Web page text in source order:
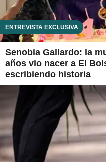
ENTREVISTA EXCLUSIVA
Senobia Gallardo: la
años vio nacer a El
escribiendo historia